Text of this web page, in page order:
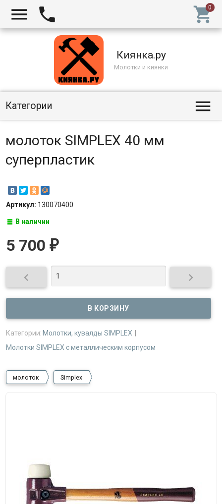
  
Киянка.ру
Молотки и киянки
Категории 
молоток SIMPLEX 40 мм
суперпластик
Артикул: 130070400
В наличии
5 700 ₽
 
Категории:Молотки, кувалды SIMPLEX
Молотки SIMPLEX с металлическим корпусом
молоток Simplex